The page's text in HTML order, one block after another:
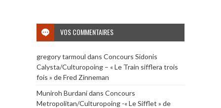
VOS COMMENTAIRES
gregory tarmoul dans Concours Sidonis
Calysta/Culturopoing – « Le Train sifflera trois
fois » de Fred Zinneman
Muniroh Burdanidans Concours
Metropolitan/Culturopoing -« Le Sifflet » de